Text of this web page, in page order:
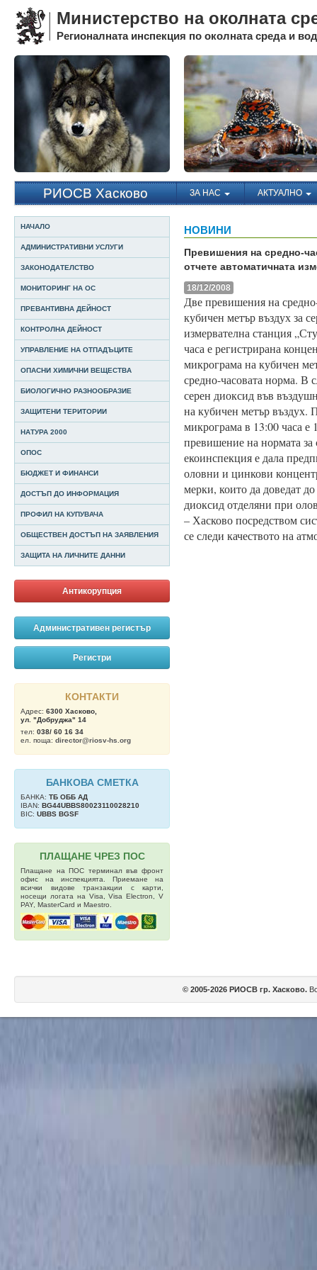
Министерство на околната
Регионалната инспекция по околната среда и
РИОСВ Хасково ЗА НАС АКТУАЛНО
НАЧАЛО
АДМИНИСТРАТИВНИ УСЛУГИ
ЗАКОНОДАТЕЛСТВО
МОНИТОРИНГ НА ОС
ПРЕВАНТИВНА ДЕЙНОСТ
КОНТРОЛНА ДЕЙНОСТ
УПРАВЛЕНИЕ НА ОТПАДЪЦИТЕ
ОПАСНИ ХИМИЧНИ ВЕЩЕСТВА
БИОЛОГИЧНО РАЗНООБРАЗИЕ
ЗАЩИТЕНИ ТЕРИТОРИИ
НАТУРА 2000
ОПОС
БЮДЖЕТ И ФИНАНСИ
ДОСТЪП ДО ИНФОРМАЦИЯ
ПРОФИЛ НА КУПУВАЧА
ОБЩЕСТВЕН ДОСТЪП НА ЗАЯВЛЕНИЯ
ЗАЩИТА НА ЛИЧНИТЕ ДАННИ
Антикорупция
Административен регистър
Регистри
КОНТАКТИ
Адрес: 6300 Хасково,
ул. "Добруджа" 14
тел: 038/ 60 16 34
ел. поща: director@riosv-hs.org
БАНКОВА СМЕТКА
БАНКА: ТБ OББ АД
IBAN: BG44UBBS80023110028210
BIC: UBBS BGSF
ПЛАЩАНЕ ЧРЕЗ ПОС
Плащане на ПОС терминал във фронт
офис на инспекцията. Приемане на
всички видове транзакции с карти,
носещи логата на Visa, Visa Electron, V
PAY, MasterCard и Maestro.
НОВИНИ
Превишения на средно-
отчете автоматичната
18/12/2008
Две превишения на
кубичен метър въздух за
измервателна станция
часа е регистрирана
микрограма на кубичен
средно-часовата норма. В
серен диоксид във
на кубичен метър въздух.
микрограма в 13:00 часа е
превишение на нормата за
екоинспекция е дала
оловни и цинкови
мерки, които да доведат
диоксид отделяни при
– Хасково посредством
се следи качеството на
© 2005-2026 РИОСВ гр. Хасково.